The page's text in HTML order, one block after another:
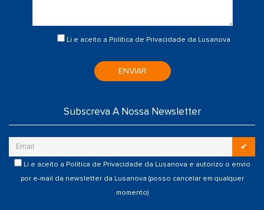
Li e aceito a Política de Privacidade da Lusanova
ENVIAR
Subscreva A Nossa Newsletter
✔
Li e aceito a Política de Privacidade da Lusanova e autorizo o envio
por e-mail da newsletter da Lusanova (posso cancelar em qualquer
momento)